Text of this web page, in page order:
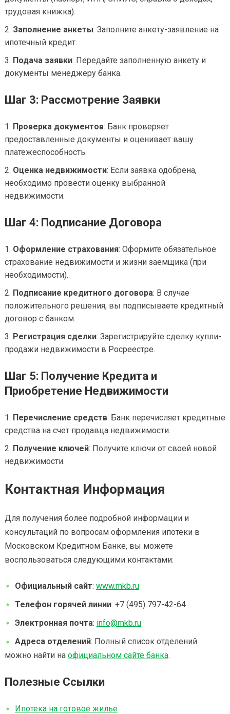
трудовая книжка).
Заполнение анкеты: Заполните анкету-заявление на
ипотечный кредит.
Подача заявки: Передайте заполненную анкету и
документы менеджеру банка.
Шаг 3: Рассмотрение Заявки
Проверка документов: Банк проверяет
предоставленные документы и оценивает вашу
платежеспособность.
Оценка недвижимости: Если заявка одобрена,
необходимо провести оценку выбранной
недвижимости.
Шаг 4: Подписание Договора
Оформление страхования: Оформите обязательное
страхование недвижимости и жизни заемщика (при
необходимости).
Подписание кредитного договора: В случае
положительного решения, вы подписываете кредитный
договор с банком.
Регистрация сделки: Зарегистрируйте сделку купли-
продажи недвижимости в Росреестре.
Шаг 5: Получение Кредита и
Приобретение Недвижимости
Перечисление средств: Банк перечисляет кредитные
средства на счет продавца недвижимости.
Получение ключей: Получите ключи от своей новой
недвижимости.
Контактная Информация
Для получения более подробной информации и
консультаций по вопросам оформления ипотеки в
Московском Кредитном Банке, вы можете
воспользоваться следующими контактами:
Официальный сайт: www.mkb.ru
Телефон горячей линии: +7 (495) 797-42-64
Электронная почта: info@mkb.ru
Адреса отделений: Полный список отделений
можно найти на официальном сайте банка.
Полезные Ссылки
Ипотека на готовое жилье